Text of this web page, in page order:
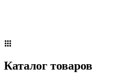
Каталог товаров